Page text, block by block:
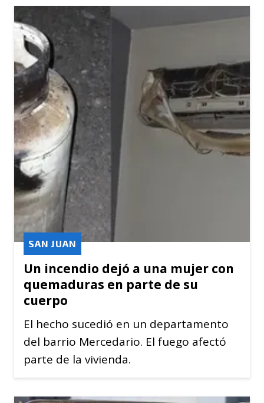
Un incendio dejó a una mujer con
quemaduras en parte de su
cuerpo
SAN JUAN
El hecho sucedió en un departamento
del barrio Mercedario. El fuego afectó
parte de la vivienda.